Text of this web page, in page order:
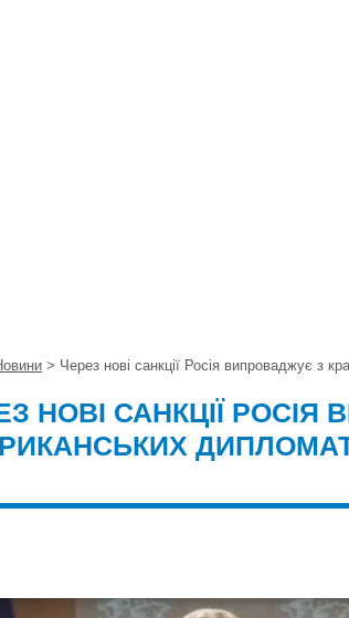
> Через нові санкції Росія випроваджує з
НОВІ САНКЦІЇ РОСІЯ